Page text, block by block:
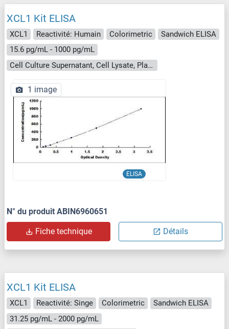
XCL1 Kit ELISA
XCL1 Reactivité: Humain Colorimetric
Sandwich ELISA
15.6 pg/mL - 1000 pg/mL
Cell Culture Supernatant, Cell Lysate, Plasma, Serum, Tissue Homogenate
ELISA
1 image
N° du produit ABIN6960651
Fiche technique Détails
XCL1 Kit ELISA
XCL1 Reactivité: Singe Colorimetric
Sandwich ELISA
31.25 pg/mL - 2000 pg/mL